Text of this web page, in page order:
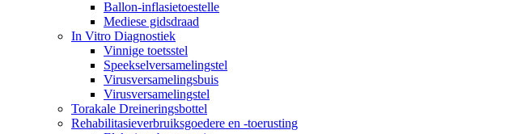
Ballon-inflasietoestelle
Mediese gidsdraad
In Vitro Diagnostiek
Vinnige toetsstel
Speekselversamelingstel
Virusversamelingsbuis
Virusversamelingstel
Torakale Dreineringsbottel
Rehabilitasieverbruiksgoedere en -toerusting